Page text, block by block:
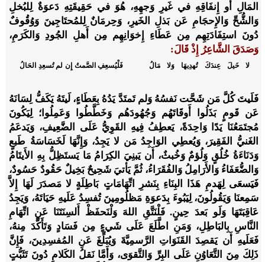
المَالِ أَو إِنفَاقِهِ في غَيرِ وَجهِهِ، هُوَ في حَقِيقَتِهِ دَعوَةٌ لِلبُخلِ
وَالشُّحِّ وَالإِحجَامِ عَن بَذلِ الخَيرِ، وَحِرمَانٌ لِلمُحتَاجِينَ وَوُقُوفٌ
دُونَ استِفَادَتِهِم مِن عَطَاءِ إِخوَانِهِم مِن أَهلِ الجُودِ وَالكَرَمِ،
وَصَدَقَ الشَّاعِرُ إِذْ قَالَ:
لا خَيلَ عِندَكَ تُهدِيهَا وَلا مَالُ فَلْيُسعِفِ الصَّمتُ إِن لم تُسعِدِ الحَالُ
فَلَيتَ كُلَّ مَن شَحَّت نَفسُهُ وَلم تَمتَدَّ يَدُهُ بِعَطَاءٍ، لَيتَهُ يَكَفُّ لِسَانَهُ
عَن قَومٍ بَذَلُوا أَوقَاتَهُم وَجُهُودَهُم وَخَطَّطُوا وَعَمِلُوا؛ لِيَكُونَ
مُجتَمَعُنَا يَدًا وَاحِدَةً، يَعطِفُ فِيهِ القَوِيُّ عَلَى الضَّعِيفِ، وَيَدعَمُ
الغَنيُّ الفَقِيرَ، وَيُعطِي الوَاجِدُ مَن لا يَجِدُ، وَإِنَّهَا لَخَسَاسَةُ طَبعٍ
وَدَنَاءَةُ خُلُقٍ وَلُؤمٌ وَخُبثٌ، أَن يَبنِيَ الكِرَامُ مَا يَستَظِلُّ بِهِ الأَيتَامُ
وَالضُّعَفَاءُ وَالأَرَامِلُ وَالفُقَرَاءُ، ثُمَّ يَأتيَ شَحِيحٌ بَخِيلٌ حَقُودٌ حَسُودٌ،
فَيَسعَى لِهَدمِ هَذَا البِنَاءِ بِنَشرِ اتِّهَامَاتٍ بَاطِلَةٍ لا مَصدَرَ لَهَا إِلاَّ
سَمِعنَا وَيَقُولُونَ، لِيَبُوءَ بِدَعوَةِ مَظلُومِينَ تُفسِدُ عَلَيهِ حَيَاتَهُ، وَيَجِدُ
عَاقِبَتَهَا وَلَو بَعدَ حِينٍ. فَلْنَتَّقِ اللهَ وَلْنَحفَظْ أَلسِنَتَنَا عَنِ اتِّهَامِ
النَّاسِ بِالبَاطِلِ، وَمَنِ اطَّلَعَ عَلَى شَيءٍ مِن فَسَادٍ وَتَأَكَّدَ مِنهُ،
فَعَلَيهِ أَن يَقصِدَ القَنَوَاتِ الرَّسمِيَّةَ وَيُبَلِّغَ عَنِ المُفسِدِينَ، فَإِنَّ
ذَلِكَ مِنَ التَّعَاوُنِ عَلَى البِرِّ وَالتَّقوَى، وَأَمَّا نَقلُ الكَلامِ دُونَ تَثَبُّتٍ